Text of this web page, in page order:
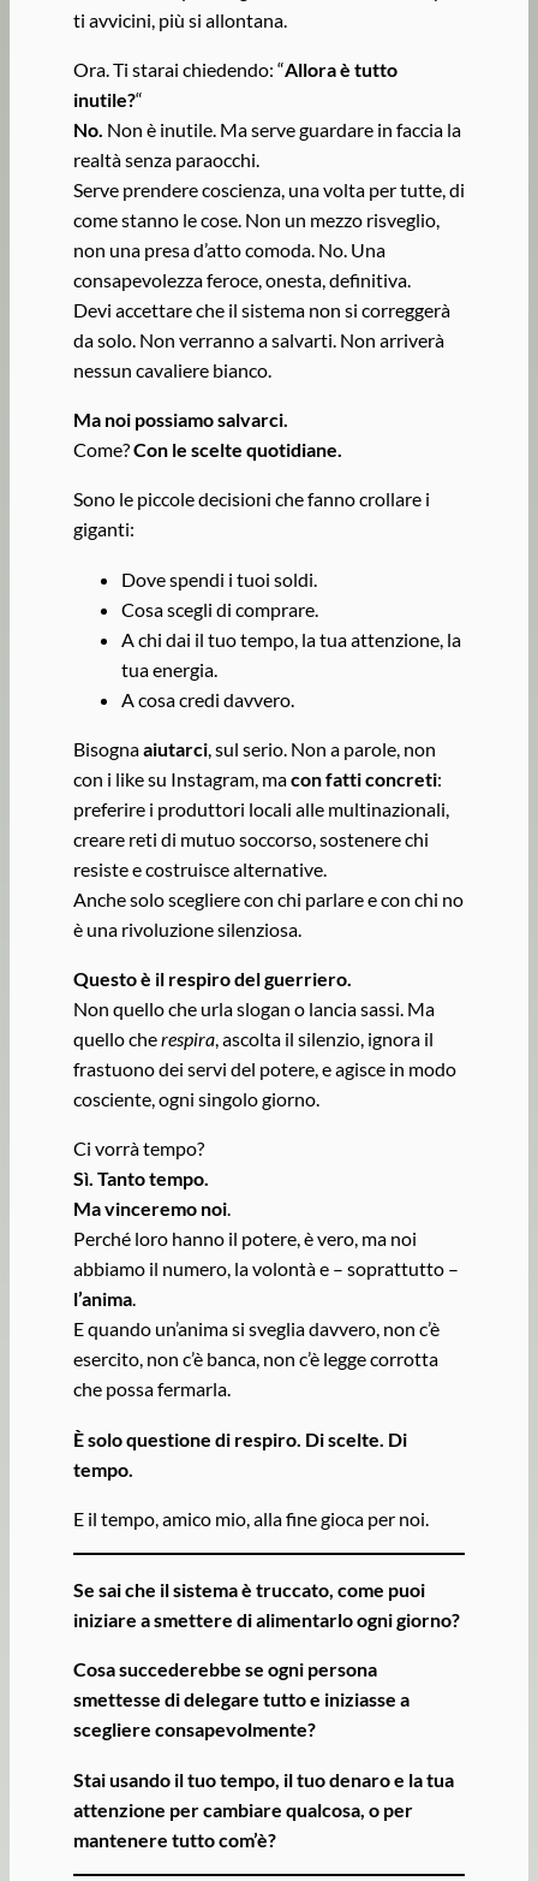
ti avvicini, più si allontana.
Ora. Ti starai chiedendo: “Allora è tutto
inutile?“
No. Non è inutile. Ma serve guardare in faccia la
realtà senza paraocchi.
Serve prendere coscienza, una volta per tutte, di
come stanno le cose. Non un mezzo risveglio,
non una presa d’atto comoda. No. Una
consapevolezza feroce, onesta, definitiva.
Devi accettare che il sistema non si correggerà
da solo. Non verranno a salvarti. Non arriverà
nessun cavaliere bianco.
Ma noi possiamo salvarci.
Come?Con le scelte quotidiane.
Sono le piccole decisioni che fanno crollare i
giganti:
Dove spendi i tuoi soldi.
Cosa scegli di comprare.
A chi dai il tuo tempo, la tua attenzione, la
tua energia.
A cosa credi davvero.
Bisognaaiutarci, sul serio. Non a parole, non
con i like su Instagram, macon fatti concreti:
preferire i produttori locali alle multinazionali,
creare reti di mutuo soccorso, sostenere chi
resiste e costruisce alternative.
Anche solo scegliere con chi parlare e con chi no
è una rivoluzione silenziosa.
Questo è il respiro del guerriero.
Non quello che urla slogan o lancia sassi. Ma
quello cherespira, ascolta il silenzio, ignora il
frastuono dei servi del potere, e agisce in modo
cosciente, ogni singolo giorno.
Ci vorrà tempo?
Sì. Tanto tempo.
Mavinceremo noi.
Perché loro hanno il potere, è vero, ma noi
abbiamo il numero, la volontà e – soprattutto –
l’anima.
E quando un’anima si sveglia davvero, non c’è
esercito, non c’è banca, non c’è legge corrotta
che possa fermarla.
È solo questione di respiro. Di scelte. Di
tempo.
E il tempo, amico mio, alla fine gioca per noi.
Se sai che il sistema è truccato, come puoi
iniziare a smettere di alimentarlo ogni giorno?
Cosa succederebbe se ogni persona
smettesse di delegare tutto e iniziasse a
scegliere consapevolmente?
Stai usando il tuo tempo, il tuo denaro e la tua
attenzione per cambiare qualcosa, o per
mantenere tutto com’è?